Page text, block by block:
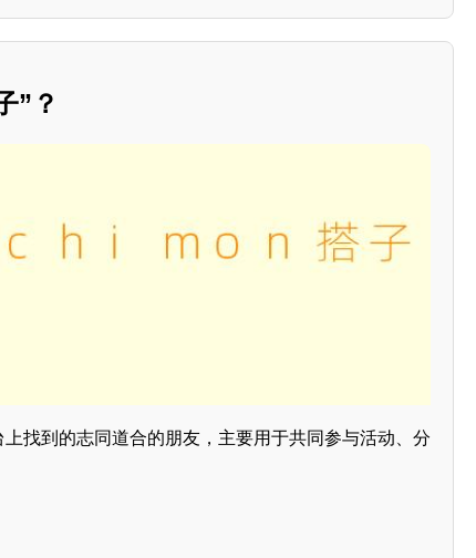
”？
上找到的志同道合的朋友，主要用于共同参与活动、分